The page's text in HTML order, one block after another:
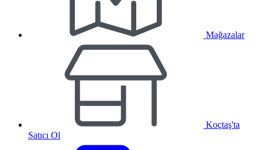
Mağazalar
Koçtaş'ta
Satıcı Ol